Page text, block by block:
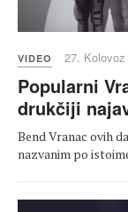
VIDEO 27. Kolovoz
Popularni
drukčiji
Bend Vranac ovih
nazvanim po